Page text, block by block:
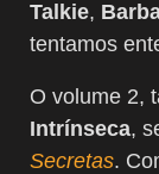
Talkie,
tentamos
O volume 2,
Intrínseca,
Secretas.